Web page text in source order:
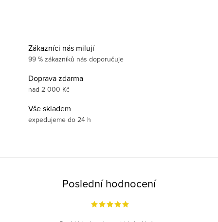
Zákazníci nás milují
99 % zákazníků nás doporučuje
Doprava zdarma
nad 2 000 Kč
Vše skladem
expedujeme do 24 h
Poslední hodnocení